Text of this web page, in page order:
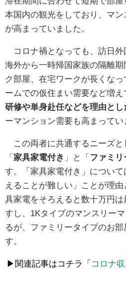
本国内の観光をしており、マ
が高まっていました。
コロナ禍となっても、訪日外
海外から一時帰国家族の隔離
ク部屋、在宅ワークが長くな
ームでの仮住まい需要など増え
研修や単身赴任などを理由とし
ーマンション需要も高まってい
この両者に共通するニーズと
「 家具家電付き 」と「 ファミリ
す。「家具家電付き」につい
えることが難しい」ことが理
具家電をそろえると数十万円
すし、1Kタイプのマンスリー
るが、ファミリータイプのお
す。
▶関連記事はコチラ「 コロナ